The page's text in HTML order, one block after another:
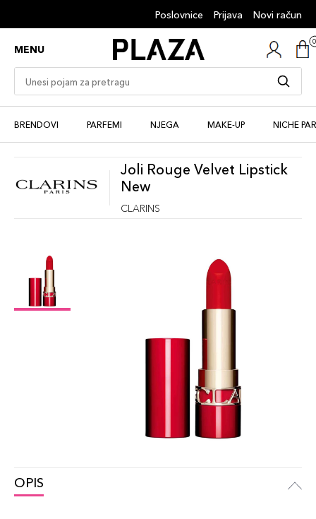
Poslovnice Prijava Novi račun
MENU
BRENDOVI PARFEMI NJEGA MAKE-UP NICHE
Joli Rouge Velvet Lipstick
New
CLARINS
OPIS